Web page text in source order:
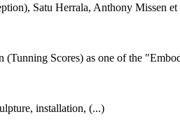
Satu Herrala, Anthony Missen
(Tunning Scores) as one of the
installation, (...)